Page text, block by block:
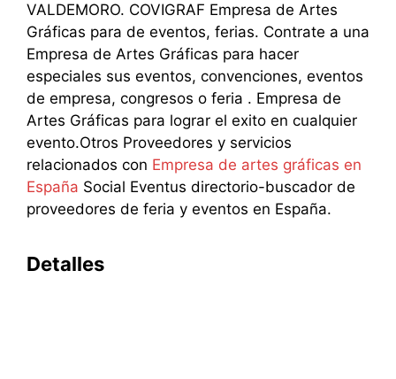
VALDEMORO. COVIGRAF Empresa de Artes
Gráficas para de eventos, ferias. Contrate a una
Empresa de Artes Gráficas para hacer
especiales sus eventos, convenciones, eventos
de empresa, congresos o feria . Empresa de
Artes Gráficas para lograr el exito en cualquier
evento.Otros Proveedores y servicios
relacionados con Empresa de artes gráficas en
España Social Eventus directorio-buscador de
proveedores de feria y eventos en España.
Detalles